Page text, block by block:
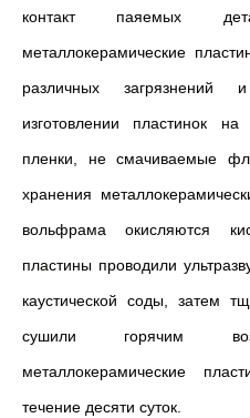
контакт паяемых
металлокерамические
различных
изготовлении пластинок
пленки, не смачиваемые
хранения
вольфрама окисляются
пластины проводили
каустической соды, затем
сушили горячим
металлокерамические
течение десяти суток.